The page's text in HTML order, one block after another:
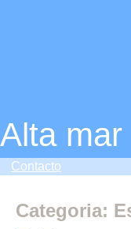
Alta mar
Contacto
Categoria: